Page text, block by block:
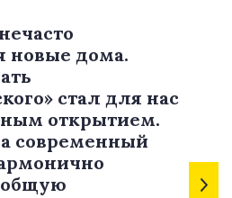
новые дома.
стал для нас
открытием.
современный
общую